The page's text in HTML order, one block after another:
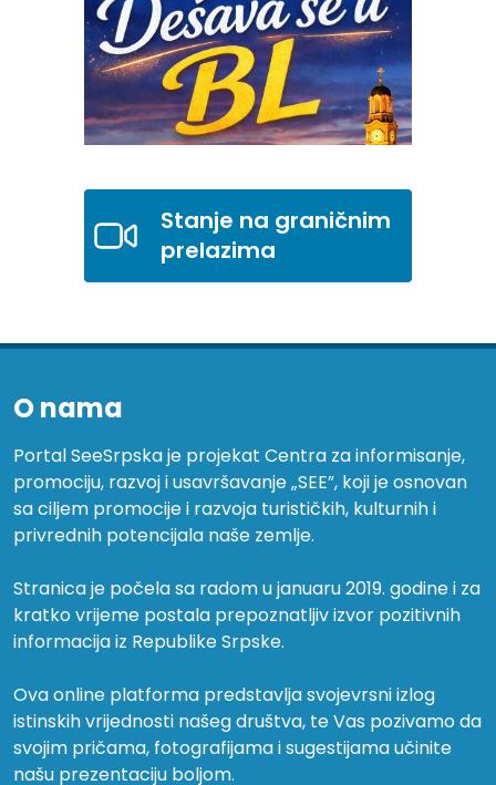
Stanje na graničnim
prelazima
O nama
Portal SeeSrpska je projekat Centra za informisanje,
promociju, razvoj i usavršavanje „SEE”, koji je osnovan
sa ciljem promocije i razvoja turističkih, kulturnih i
privrednih potencijala naše zemlje.
Stranica je počela sa radom u januaru 2019. godine i za
kratko vrijeme postala prepoznatljiv izvor pozitivnih
informacija iz Republike Srpske.
Ova online platforma predstavlja svojevrsni izlog
istinskih vrijednosti našeg društva, te Vas pozivamo da
svojim pričama, fotografijama i sugestijama učinite
našu prezentaciju boljom.